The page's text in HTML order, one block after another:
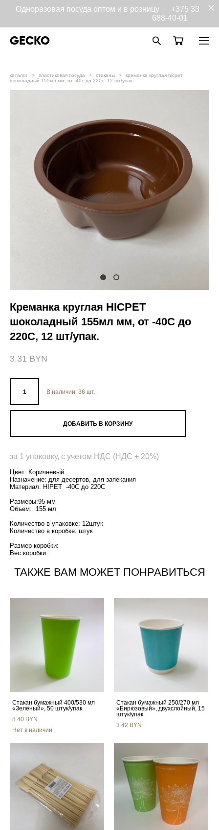
Одноразовая посуда оптом и в розницу +375 33
688-40-01
GECKO
каталог > пластиковая посуда > стаканы >
креманка круглая hiсрет
шоколадный 155мл мм, от -40с до 220с, 12 шт/упак.
Креманка круглая HIСРЕТ
шоколадный 155мл мм, от -40С до
220С, 12 шт/упак.
3.31 BYN
В наличии: 36 шт.
ДОБАВИТЬ В КОРЗИНУ
за 1 упаковку, с учетом НДС (НДС + 20%)
Цвет: Коричневый
Назначение: для десертов, для запекания
Материал: HIPET -40С до 220С
Размеры:95 мм
Объем: 155 мл
Количество в упаковке: 12штук
Количество в коробке: штук
Размер коробки:
Вес коробки:
ТАКЖЕ ВАМ МОЖЕТ ПОНРАВИТЬСЯ
Стакан бумажный 400/530 мл
«Зелёный», 50 штук/упак.
8.40 BYN
Нет в наличии
Стакан бумажный 250/270 мл
«Бирюзовый», двухслойный, 15
штук/упак.
3.42 BYN